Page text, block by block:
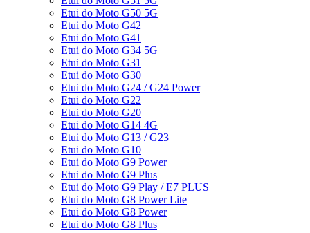
Etui do Moto G50 5G
Etui do Moto G42
Etui do Moto G41
Etui do Moto G34 5G
Etui do Moto G31
Etui do Moto G30
Etui do Moto G24 / G24 Power
Etui do Moto G22
Etui do Moto G20
Etui do Moto G14 4G
Etui do Moto G13 / G23
Etui do Moto G10
Etui do Moto G9 Power
Etui do Moto G9 Plus
Etui do Moto G9 Play / E7 PLUS
Etui do Moto G8 Power Lite
Etui do Moto G8 Power
Etui do Moto G8 Plus